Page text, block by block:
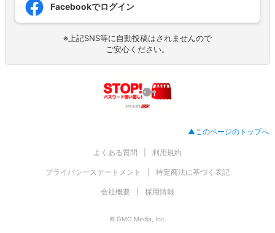
Facebookでログイン
※上記SNS等に自動投稿はされませんので
ご安心ください。
▲このページのトップへ
よくある質問 利用規約
プライバシーステートメント 特定商法に基づく表記
会社概要 採用情報
© GMO Media, Inc.